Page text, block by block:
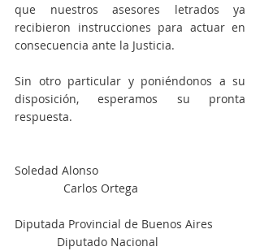
que nuestros asesores letrados ya
recibieron instrucciones para actuar en
consecuencia ante la Justicia.
Sin otro particular y poniéndonos a su
disposición, esperamos su pronta
respuesta.
Soledad Alonso
               Carlos Ortega
Diputada Provincial de Buenos Aires
             Diputado Nacional